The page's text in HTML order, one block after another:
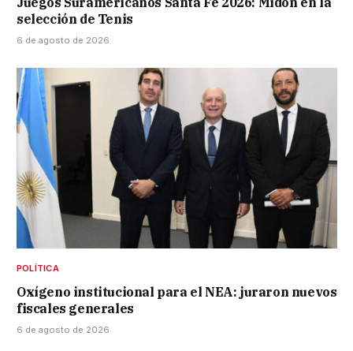
selección de Tenis
6 de agosto de 2026
POLÍTICA
Oxígeno institucional para el NEA: juraron nuevos
fiscales generales
6 de agosto de 2026